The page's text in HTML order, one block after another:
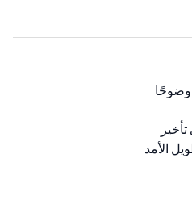
الأمد